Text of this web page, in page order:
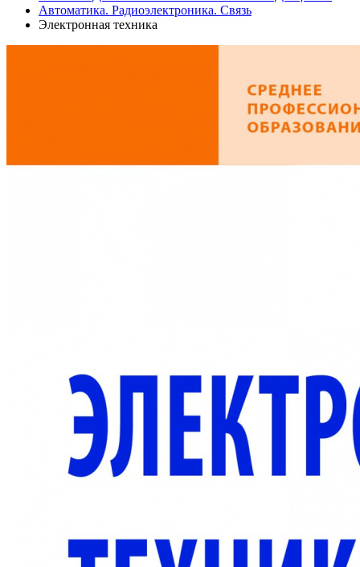
Автоматика. Радиоэлектроника. Связь
Электронная техника